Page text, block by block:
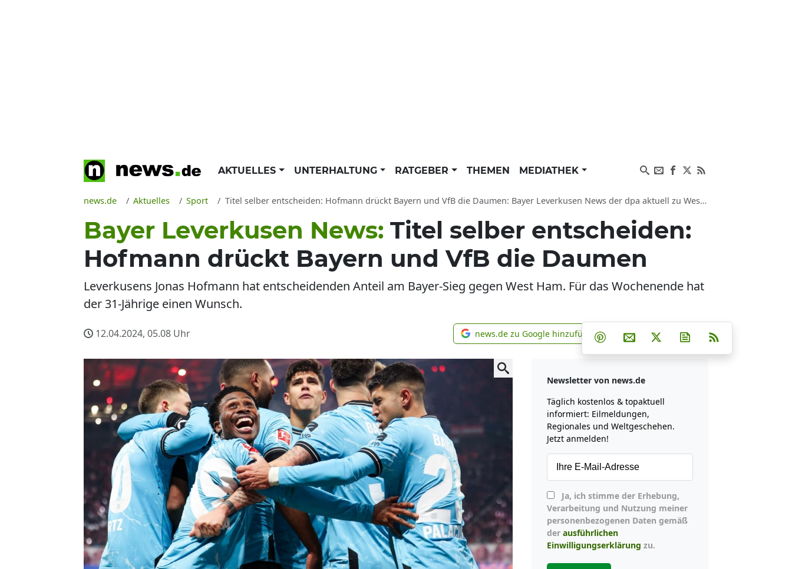
AKTUELLES UNTERHALTUNG RATGEBER THEMEN MEDIATHEK
news.de Aktuelles Sport Titel selber entscheiden: Hofmann drückt Bayern und VfB die Daumen: Bayer Leverkusen News der dpa aktuell zu West Ham United, Europa League und Bundesliga
Bayer Leverkusen News: Titel selber entscheiden:
Hofmann drückt Bayern und VfB die Daumen
Leverkusens Jonas Hofmann hat entscheidenden Anteil am Bayer-Sieg gegen West Ham. Für das Wochenende hat
der 31-Jährige einen Wunsch.
12.04.2024, 05.08 Uhr news.de zu Google hinzufügen
news.de zu Google hinzufügen Teilen auf Facebook
Teilen auf Whatsapp
Teilen auf Telegram
Teilen auf Pinterest
Per E-Mail teilen
Post auf XNewsletter
Newsletter von news.de
Täglich kostenlos & topaktuell
informiert: Eilmeldungen,
Regionales und Weltgeschehen.
Jetzt anmelden!
Verarbeitung und Nutzung meiner
personenbezogenen Daten gemäß
der ausführlichen
Einwilligungserklärung zu.